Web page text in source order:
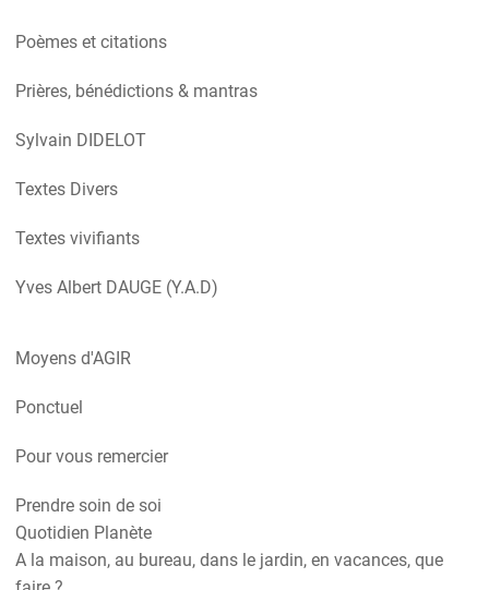
Poèmes et citations
Prières, bénédictions & mantras
Sylvain DIDELOT
Textes Divers
Textes vivifiants
Yves Albert DAUGE (Y.A.D)
Moyens d'AGIR
Ponctuel
Pour vous remercier
Prendre soin de soi
Quotidien Planète
A la maison, au bureau, dans le jardin, en vacances, que